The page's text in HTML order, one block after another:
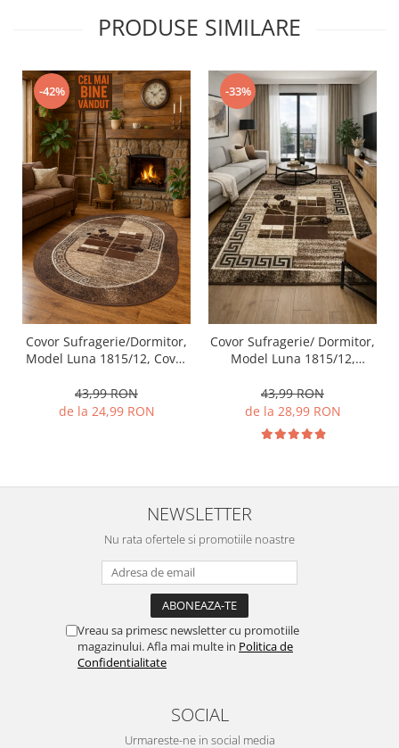
PRODUSE SIMILARE
-42%
Covor Sufragerie/Dormitor,
Model Luna 1815/12, Covor
43,99 RON
de la 24,99 RON
-33%
Covor Sufragerie/ Dormitor,
Model Luna 1815/12,
43,99 RON
de la 28,99 RON
NEWSLETTER
Nu rata ofertele si promotiile noastre
Vreau sa primesc newsletter cu promotiile
magazinului. Afla mai multe in Politica de
Confidentialitate
SOCIAL
Urmareste-ne in social media